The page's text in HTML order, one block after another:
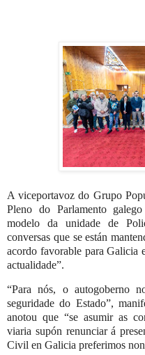
A viceportavoz do Grupo
Pleno do Parlamento
modelo da unidade de
conversas que se están
acordo favorable para Galicia
actualidade”.
“Para nós, o autogoberno
seguridade do Estado”,
anotou que “se asumir as
viaria supón renunciar á
Civil en Galicia preferimos non